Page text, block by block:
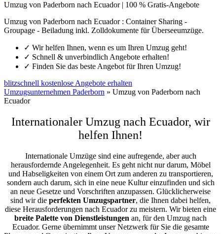
Umzug von Paderborn nach Ecuador | 100 % Gratis-Angebote
Umzug von Paderborn nach Ecuador : Container Sharing -
Groupage - Beiladung inkl. Zolldokumente für Überseeumzüge.
✓ Wir helfen Ihnen, wenn es um Ihren Umzug geht!
✓ Schnell & unverbindlich Angebote erhalten!
✓ Finden Sie das beste Angebot für Ihren Umzug!
blitzschnell kostenlose Angebote erhalten
Umzugsunternehmen Paderborn » Umzug von Paderborn nach
Ecuador
Internationaler Umzug nach Ecuador, wir
helfen Ihnen!
Internationale Umzüge sind eine aufregende, aber auch
herausfordernde Angelegenheit. Es geht nicht nur darum, Möbel
und Habseligkeiten von einem Ort zum anderen zu transportieren,
sondern auch darum, sich in eine neue Kultur einzufinden und sich
an neue Gesetze und Vorschriften anzupassen. Glücklicherweise
sind wir die perfekten Umzugspartner, die Ihnen dabei helfen,
diese Herausforderungen nach Ecuador zu meistern. Wir bieten eine
breite Palette von Dienstleistungen an, für den Umzug nach
Ecuador. Gerne übernimmt unser Netzwerk für Sie die gesamte